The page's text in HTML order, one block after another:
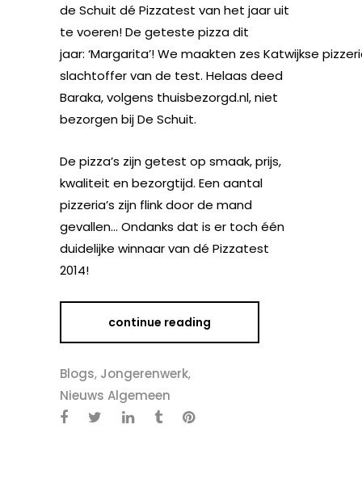
de Schuit dé Pizzatest van het jaar uit
te voeren! De geteste pizza dit
jaar: ‘Margarita’! We maakten zes Katwijkse
slachtoffer van de test. Helaas deed
Baraka, volgens thuisbezorgd.nl, niet
bezorgen bij De Schuit.
De pizza’s zijn getest op smaak, prijs,
kwaliteit en bezorgtijd. Een aantal
pizzeria’s zijn flink door de mand
gevallen… Ondanks dat is er toch één
duidelijke winnaar van dé Pizzatest
2014!
continue reading
Blogs, Jongerenwerk,
Nieuws Algemeen